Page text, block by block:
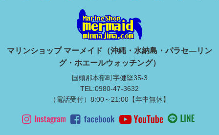
マリンショップ マーメイド（沖縄・水納島・パラセ―リン
グ・ホエールウォッチング）
国頭郡本部町字健堅35-3
TEL:0980-47-3632
（電話受付）8:00～21:00【年中無休】